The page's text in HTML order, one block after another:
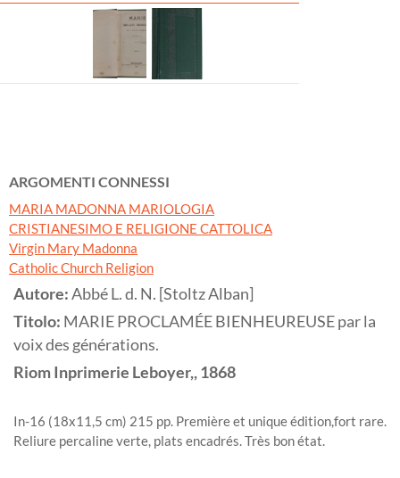
ARGOMENTI CONNESSI
MARIA MADONNA MARIOLOGIA
CRISTIANESIMO E RELIGIONE CATTOLICA
Virgin Mary Madonna
Catholic Church Religion
Autore:Abbé L. d. N. [Stoltz Alban]
Titolo: MARIE PROCLAMÉE BIENHEUREUSE par la
voix des générations.
RiomInprimerie Leboyer,,1868
In-16 (18x11,5 cm) 215 pp. Première et unique édition,fort rare.
Reliure percaline verte, plats encadrés. Très bon état.